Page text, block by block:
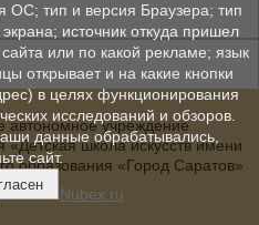
автономное учреждение
«Детская школа искусств имени
образования «Город Саратов»
Nubex.ru
ОС; тип и версия Браузера; тип
источник откуда пришел
или по какой рекламе; язык
открывает и на какие кнопки
в целях функционирования
исследований и обзоров.
данные обрабатывались,
сайт.